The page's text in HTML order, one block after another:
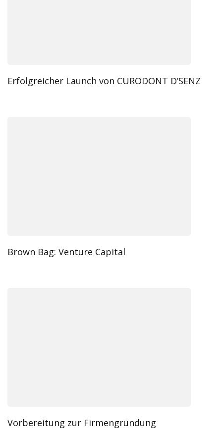
Erfolgreicher Launch von CURODONT D’SENZ
Brown Bag: Venture Capital
Vorbereitung zur Firmengründung